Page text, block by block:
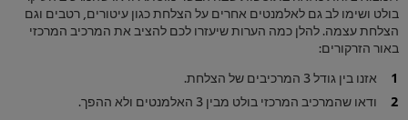
בולט ושימו לב גם לאלמנטים אחרים על הצלחת כגון עיטורים, רטבים וגם
הצלחת עצמה. להלן כמה הערות שיעזרו לכם להציב את המרכיב המרכזי
באור הזרקורים:
אזנו בין גודל 3 המרכיבים של הצלחת.
ודאו שהמרכיב המרכזי בולט מבין 3 האלמנטים ולא ההפך.